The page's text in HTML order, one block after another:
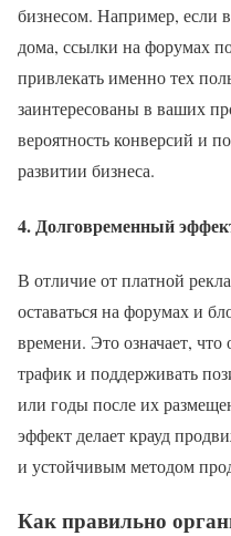
бизнесом. Например, если
дома, ссылки на форумах
привлекать именно тех
заинтересованы в ваших
вероятность конверсий и
развитии бизнеса.
4.Долговременный
В отличие от платной
оставаться на форумах и
времени. Это означает,
трафик и поддерживать
или годы после их
эффект делает крауд
и устойчивым методом
Как правильно